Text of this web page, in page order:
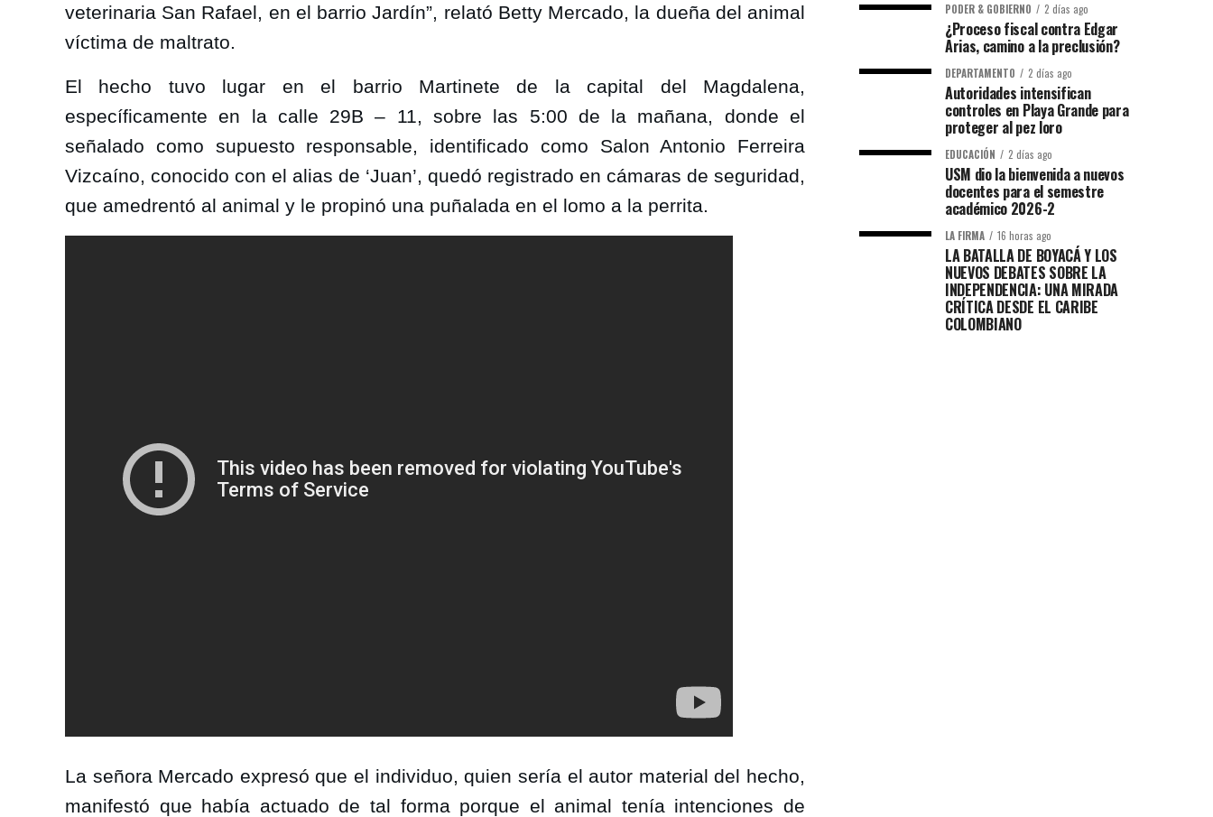
veterinaria San Rafael, en el barrio Jardín”, relató Betty Mercado, la dueña del animal
víctima de maltrato.
El hecho tuvo lugar en el barrio Martinete de la capital del Magdalena,
específicamente en la calle 29B – 11, sobre las 5:00 de la mañana, donde el
señalado como supuesto responsable, identificado como Salon Antonio Ferreira
Vizcaíno, conocido con el alias de ‘Juan’, quedó registrado en cámaras de seguridad,
que amedrentó al animal y le propinó una puñalada en el lomo a la perrita.
La señora Mercado expresó que el individuo, quien sería el autor material del hecho,
manifestó que había actuado de tal forma porque el animal tenía intenciones de
PODER & GOBIERNO 2 días ago
¿Proceso fiscal contra Edgar
Arias, camino a la preclusión?
DEPARTAMENTO 2 días ago
Autoridades intensifican
controles en Playa Grande para
proteger al pez loro
EDUCACIÓN 2 días ago
USM dio la bienvenida a nuevos
docentes para el semestre
académico 2026-2
LA FIRMA 16 horas ago
LA BATALLA DE BOYACÁ Y LOS
NUEVOS DEBATES SOBRE LA
INDEPENDENCIA: UNA MIRADA
CRÍTICA DESDE EL CARIBE
COLOMBIANO